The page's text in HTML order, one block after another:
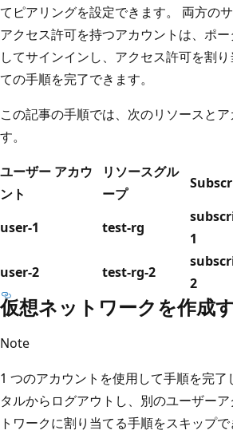
てピアリングを設定できます。 両方の
アクセス許可を持つアカウントは、ポ
してサインインし、アクセス許可を割
ての手順を完了できます。
この記事の手順では、次のリソースと
す。
ユーザー アカウ
ント
リソースグル
ープ
user-1
test-rg
1
user-2 test-rg-2
2
仮想ネットワークを作成
Note
1 つのアカウントを使用して手順を完
タルからログアウトし、別のユーザー
トワークに割り当てる手順をスキップで